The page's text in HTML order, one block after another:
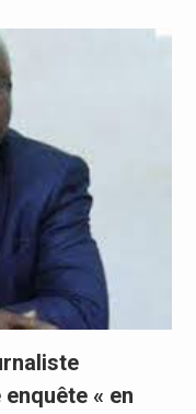
enquête « en